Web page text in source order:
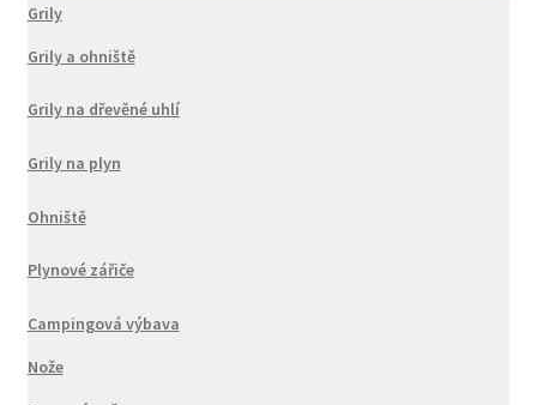
Grily
Grily a ohniště
Grily na dřevěné uhlí
Grily na plyn
Ohniště
Plynové zářiče
Campingová výbava
Nože